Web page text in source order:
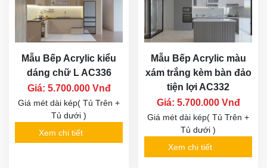
Mẫu Bếp Acrylic kiểu
dáng chữ L AC336
Giá: 5.700.000 Vnđ
Giá mét dài kép( Tủ Trên +
Tủ dưới )
Xem chi tiết
Mẫu Bếp Acrylic màu
xám trắng kèm bàn đảo
tiện lợi AC332
Giá: 5.700.000 Vnđ
Giá mét dài kép( Tủ Trên +
Tủ dưới )
Xem chi tiết